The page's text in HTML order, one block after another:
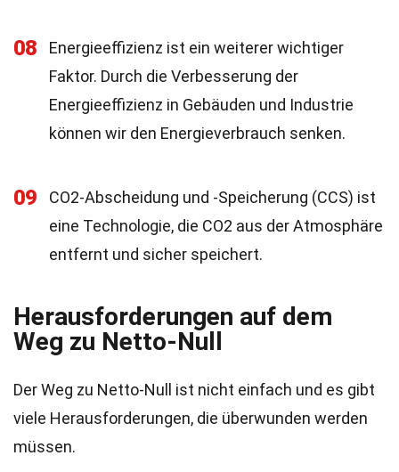
08
Energieeffizienz ist ein weiterer wichtiger
Faktor. Durch die Verbesserung der
Energieeffizienz in Gebäuden und Industrie
können wir den Energieverbrauch senken.
09
CO2-Abscheidung und -Speicherung (CCS) ist
eine Technologie, die CO2 aus der Atmosphäre
entfernt und sicher speichert.
Herausforderungen auf dem
Weg zu Netto-Null
Der Weg zu Netto-Null ist nicht einfach und es gibt
viele Herausforderungen, die überwunden werden
müssen.